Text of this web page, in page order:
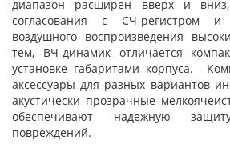
диапазон расширен вверх и
согласования с СЧ-регистром и
воздушного воспроизведения
тем, ВЧ-динамик отличается
установке габаритами корпуса.
аксессуары для разных вариантов
акустически прозрачные
обеспечивают надежную
повреждений.